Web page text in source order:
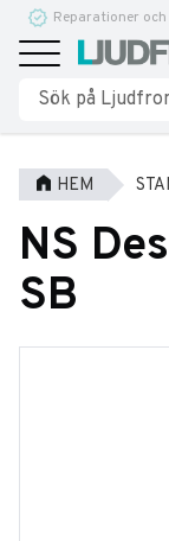
Meny
Reparationer och
HEM
NS
SB